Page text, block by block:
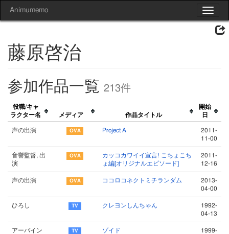
Toggle
Animumemo
藤原啓治
参加作品一覧 213件
役職/キャ
ラクター名
メディア 作品タイトル
開始
日
声の出演 Project A
2011-
11-00
音響監督, 出
演
カッコカワイイ宣言! こちょこち
ょ編[オリジナルエピソード]
2011-
12-16
声の出演 ココロコネクトミチランダム
2013-
04-00
ひろし クレヨンしんちゃん
1992-
04-13
アーバイン ゾイド
1999-